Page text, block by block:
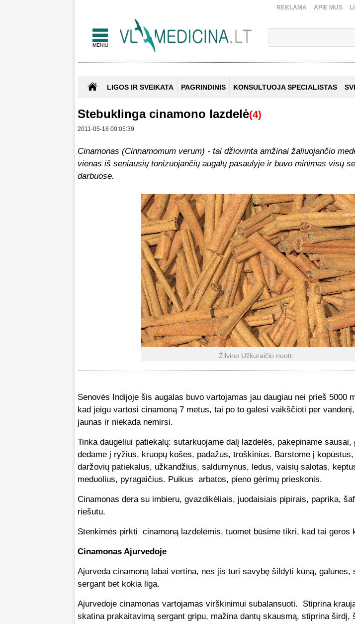
REKLAMA APIE MUS
LIGOS IR SVEIKATA PAGRINDINIS KONSULTUOJA SPECIALISTAS
Stebuklinga cinamono lazdelė(4)
2011-05-16 00:05:39
Cinamonas (Cinnamomum verum) - tai džiovinta amžinai žaliuojančio
vienas iš seniausių tonizuojančių augalų pasaulyje ir buvo minimas visų
darbuose.
Žilvino Užkuraičio nuotr.
Senovės Indijoje šis augalas buvo vartojamas jau daugiau nei prieš 5000
kad jeigu vartosi cinamoną 7 metus, tai po to galėsi vaikščioti per
jaunas ir niekada nemirsi.
Tinka daugeliui patiekalų: sutarkuojame dalį lazdelės, pakepiname sausai,
dedame į ryžius, kruopų košes, padažus, troškinius. Barstome į
daržovių patiekalus, užkandžius, saldumynus, ledus, vaisių salotas,
meduolius, pyragaičius. Puikus arbatos, pieno gėrimų prieskonis.
Cinamonas dera su imbieru, gvazdikėliais, juodaisiais pipirais, paprika,
riešutu.
Stenkimės pirkti cinamoną lazdelėmis, tuomet būsime tikri, kad tai geros
Cinamonas Ajurvedoje
Ajurveda cinamoną labai vertina, nes jis turi savybę šildyti kūną, galūnes,
sergant bet kokia liga.
Ajurvedoje cinamonas vartojamas virškinimui subalansuoti. Stiprina
skatina prakaitavimą sergant gripu, mažina dantų skausmą, stiprina širdį,